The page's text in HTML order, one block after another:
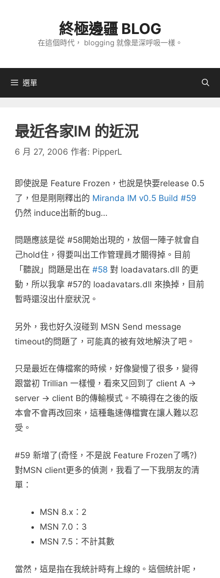
內
終極邊疆 BLOG
在這個時代， blogging 就像是深呼吸一樣。
選單
最近各家IM 的近況
6 月 27, 2006 作者: PipperL
即使說是 Feature Frozen，也說是快要release 0.5
了，但是剛剛釋出的 Miranda IM v0.5 Build #59
仍然 induce出新的bug…
問題應該是從 #58開始出現的，放個一陣子就會自
己hold住，得要叫出工作管理員才關得掉。目前
「聽說」問題是出在 #58 對 loadavatars.dll 的更
動，所以我拿 #57的 loadavatars.dll 來換掉，目前
暫時還沒出什麼狀況。
另外，我也好久沒碰到 MSN Send message
timeout的問題了，可能真的被有效地解決了吧。
只是最近在傳檔案的時候，好像變慢了很多，變得
跟當初 Trillian 一樣慢，看來又回到了 client A ->
server -> client B的傳輸模式。不曉得在之後的版
本會不會再改回來，這種龜速傳檔實在讓人難以忍
受。
#59 新增了(奇怪，不是說 Feature Frozen了嗎?)
對MSN client更多的偵測，我看了一下我朋友的清
單：
MSN 8.x：2
MSN 7.0：3
MSN 7.5：不計其數
當然，這是指在我統計時有上線的。這個統計呢，